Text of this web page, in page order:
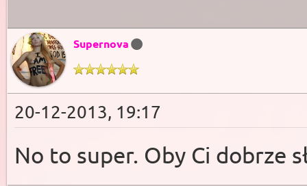
Supernova
20-12-2013, 19:17
No to super. Oby Ci dobrze